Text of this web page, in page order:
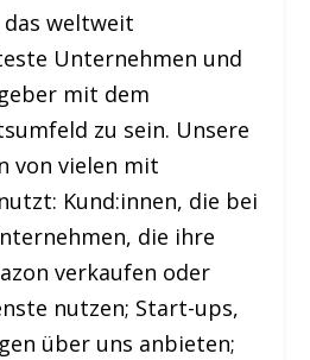
das weltweit
Unternehmen und
mit dem
zu sein. Unsere
von vielen mit
Kund:innen, die bei
die ihre
verkaufen oder
nutzen; Start-ups,
über uns anbieten;